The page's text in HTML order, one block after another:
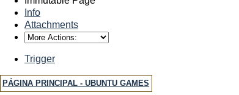
Info
Attachments
Trigger
PÁGINA PRINCIPAL - UBUNTU GAMES